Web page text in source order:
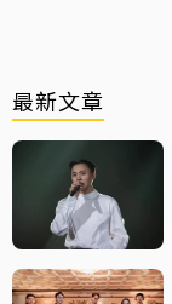
最新文章